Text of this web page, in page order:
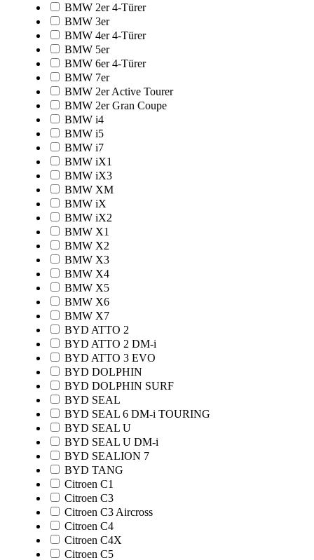
BMW 2er 4-Türer
BMW 3er
BMW 4er 4-Türer
BMW 5er
BMW 6er 4-Türer
BMW 7er
BMW 2er Active Tourer
BMW 2er Gran Coupe
BMW i4
BMW i5
BMW i7
BMW iX1
BMW iX3
BMW XM
BMW iX
BMW iX2
BMW X1
BMW X2
BMW X3
BMW X4
BMW X5
BMW X6
BMW X7
BYD ATTO 2
BYD ATTO 2 DM-i
BYD ATTO 3 EVO
BYD DOLPHIN
BYD DOLPHIN SURF
BYD SEAL
BYD SEAL 6 DM-i TOURING
BYD SEAL U
BYD SEAL U DM-i
BYD SEALION 7
BYD TANG
Citroen C1
Citroen C3
Citroen C3 Aircross
Citroen C4
Citroen C4X
Citroen C5